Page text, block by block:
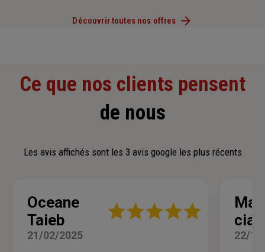
Découvrir toutes nos offres
Ce que nos clients pensent
de nous
Les avis affichés sont les 3 avis google les plus récents
Oceane
Taieb
Note
21/02/2025 22/